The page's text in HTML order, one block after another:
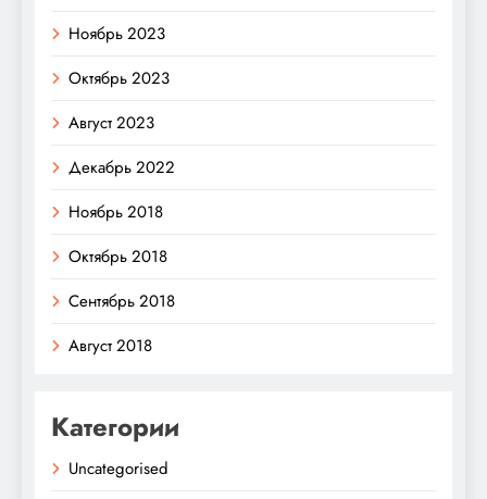
Ноябрь 2023
Октябрь 2023
Август 2023
Декабрь 2022
Ноябрь 2018
Октябрь 2018
Сентябрь 2018
Август 2018
Категории
Uncategorised